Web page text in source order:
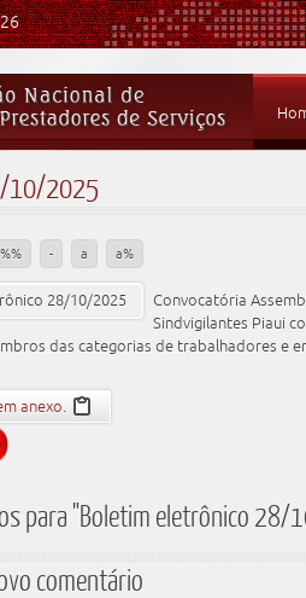
10/2025
%% - a a%
Convocatória
Sindvigilantes Piaui
das categorias de trabalhadores e
anexo.
para "Boletim eletrônico
comentário